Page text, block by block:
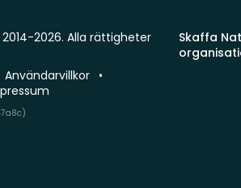
Skaffa
2026. Alla rättigheter
Användarvillkor